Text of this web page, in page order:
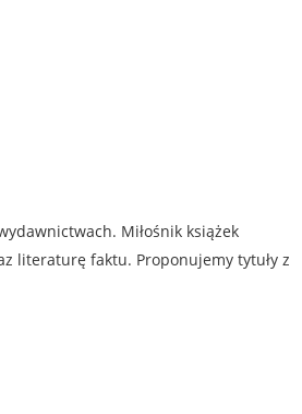
Miłośnik książek
literaturę faktu. Proponujemy tytuły z